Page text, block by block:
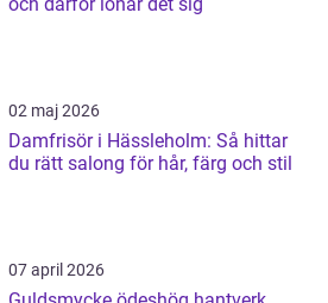
02 maj 2026
Damfrisör i Hässleholm: Så hittar
du rätt salong för hår, färg och stil
07 april 2026